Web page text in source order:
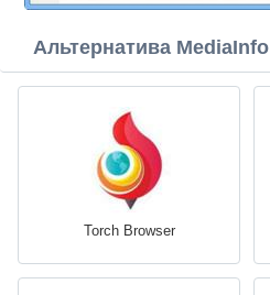
Альтернатива MediaInfo
Torch Browser